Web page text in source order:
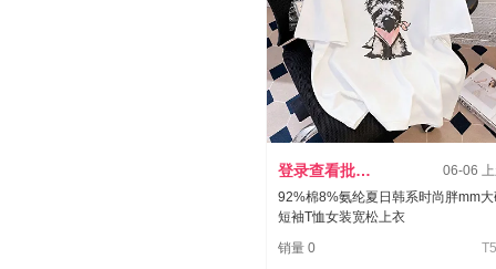
登录查看批发价
06-06
92%棉8%氨纶夏日韩系时尚胖mm
短袖T恤女装宽松上衣
销量 0